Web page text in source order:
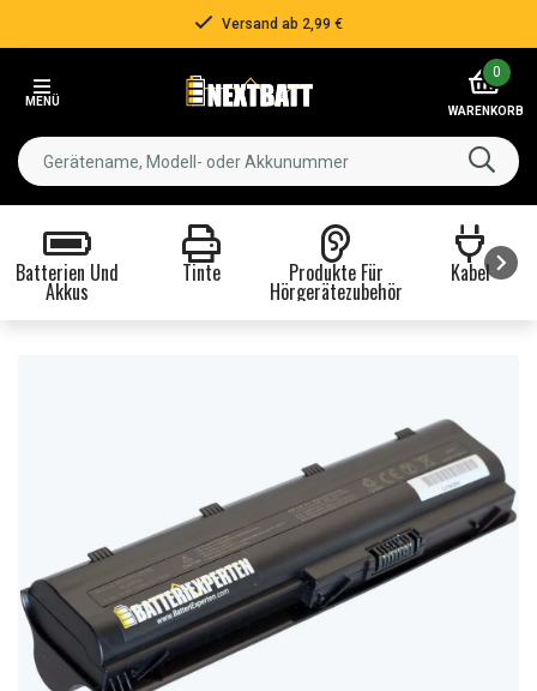
Versand ab 2,99 €
MENÜ
0
WARENKORB
Batterien Und
Akkus
Tinte Produkte Für
Hörgerätezubehör
Kabel